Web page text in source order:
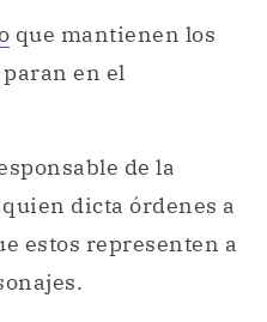
que mantienen los
en el
de la
dicta órdenes a
estos representen a